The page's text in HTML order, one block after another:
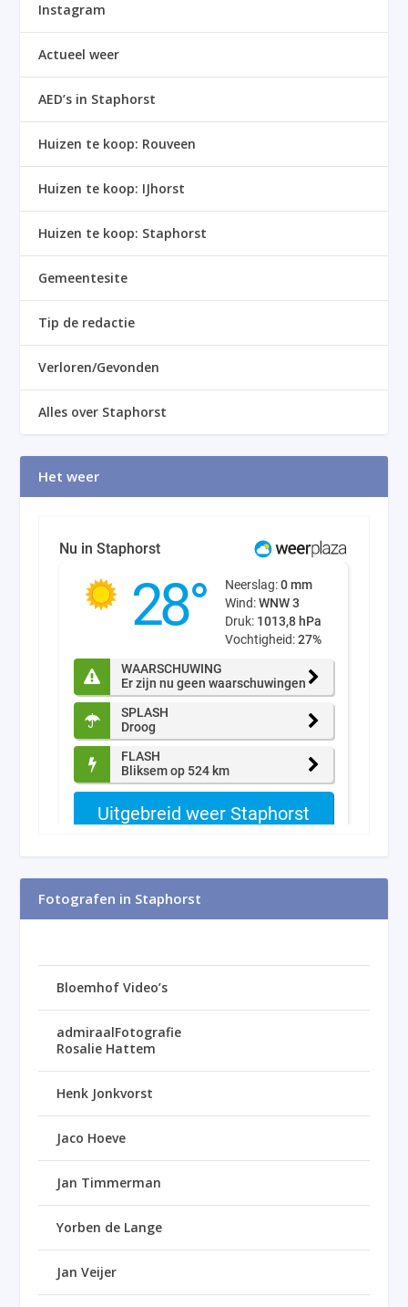
Instagram
Actueel weer
AED’s in Staphorst
Huizen te koop: Rouveen
Huizen te koop: IJhorst
Huizen te koop: Staphorst
Gemeentesite
Tip de redactie
Verloren/Gevonden
Alles over Staphorst
Het weer
Fotografen in Staphorst
Bloemhof Video’s
admiraalFotografie
Rosalie Hattem
Henk Jonkvorst
Jaco Hoeve
Jan Timmerman
Yorben de Lange
Jan Veijer